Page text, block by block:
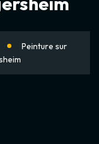
Peinture sur